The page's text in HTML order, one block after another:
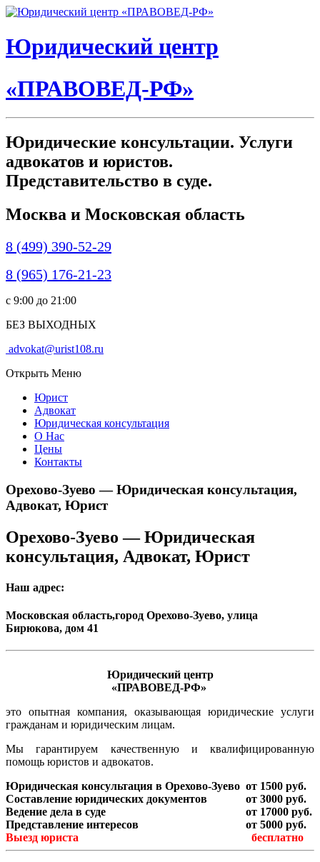
Юридический центр
«ПРАВОВЕД-РФ»
Юридические консультации. Услуги
адвокатов и юристов.
Представительство в суде.
Москва и Московская область
8 (499) 390-52-29
8 (965) 176-21-23
c 9:00 до 21:00
БЕЗ ВЫХОДНЫХ
advokat@urist108.ru
Открыть Меню
Юрист
Адвокат
Юридическая консультация
О Нас
Цены
Контакты
Орехово-Зуево — Юридическая консультация,
Адвокат, Юрист
Орехово-Зуево — Юридическая
консультация, Адвокат, Юрист
Наш адрес:
Московская область,город Орехово-Зуево, улица
Бирюкова, дом 41
Юридический центр
«ПРАВОВЕД-РФ»
это опытная компания, оказывающая юридические услуги
гражданам и юридическим лицам.
Мы гарантируем качественную и квалифицированную
помощь юристов и адвокатов.
Юридическая консультация в Орехово-Зуево от 1500 руб.
Составление юридических документов
от 3000 руб.
Ведение дела в суде
от 17000 руб.
Представление интересов
от 5000 руб.
Выезд юриста
бесплатно